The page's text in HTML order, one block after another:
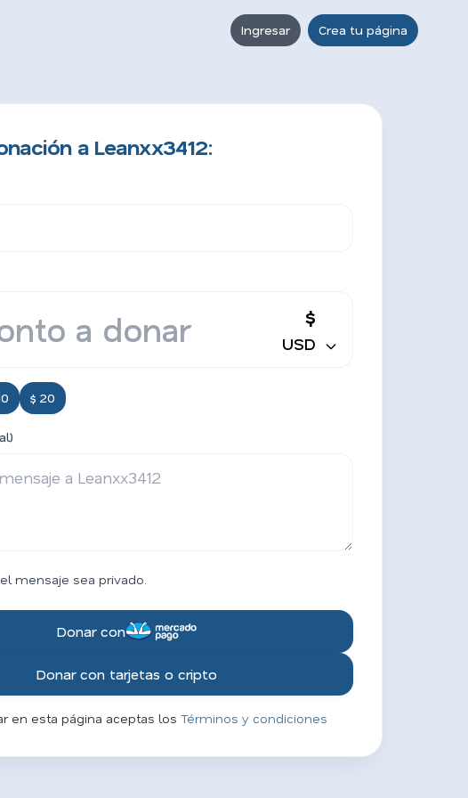
Ingresar Crea tu página
a Leanxx3412:
$
USD
$ 20
mensaje sea privado.
Donar con
Donar con tarjetas o cripto
en esta página aceptas los Términos y condiciones